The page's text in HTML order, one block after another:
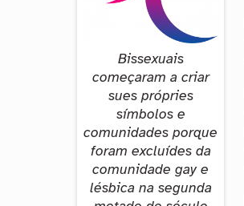
Bissexuais
começaram a criar
sues própries
símbolos e
comunidades porque
foram excluídes da
comunidade gay e
lésbica na segunda